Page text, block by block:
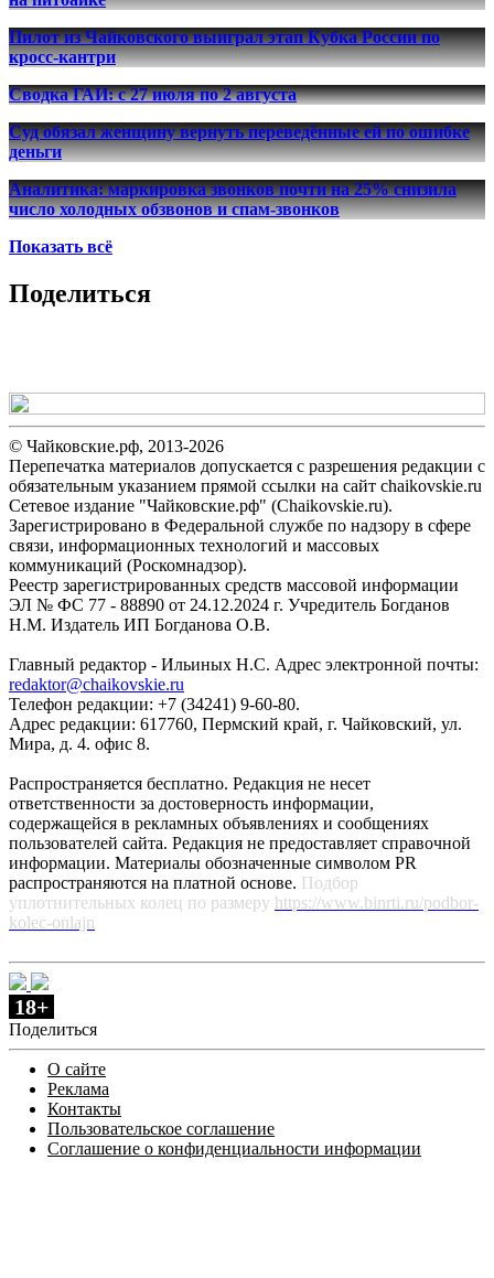
Пилот из Чайковского выиграл этап Кубка России по
кросс-кантри
Сводка ГАИ: с 27 июля по 2 августа
Суд обязал женщину вернуть переведённые ей по ошибке
деньги
Аналитика: маркировка звонков почти на 25% снизила
число холодных обзвонов и спам-звонков
Показать всё
Поделиться
© Чайковские.рф, 2013-2026
Перепечатка материалов допускается с разрешения редакции с
обязательным указанием прямой ссылки на сайт chaikovskie.ru
Сетевое издание "Чайковские.рф" (Chaikovskie.ru).
Зарегистрировано в Федеральной службе по надзору в сфере
связи, информационных технологий и массовых
коммуникаций (Роскомнадзор).
Реестр зарегистрированных средств массовой информации
ЭЛ № ФС 77 - 88890 от 24.12.2024 г. Учредитель Богданов
Н.М. Издатель ИП Богданова О.В.
Главный редактор - Ильиных Н.С. Адрес электронной почты:
redaktor@chaikovskie.ru
Телефон редакции: +7 (34241) 9-60-80.
Адрес редакции: 617760, Пермский край, г. Чайковский, ул.
Мира, д. 4. офис 8.
Распространяется бесплатно. Редакция не несет
ответственности за достоверность информации,
содержащейся в рекламных объявлениях и сообщениях
пользователей сайта. Редакция не предоставляет справочной
информации. Материалы обозначенные символом PR
распространяются на платной основе. Подбор
уплотнительных колец по размеру https://www.binrti.ru/podbor-
kolec-onlajn
18+
Поделиться
О сайте
Реклама
Контакты
Пользовательское соглашение
Соглашение о конфиденциальности информации